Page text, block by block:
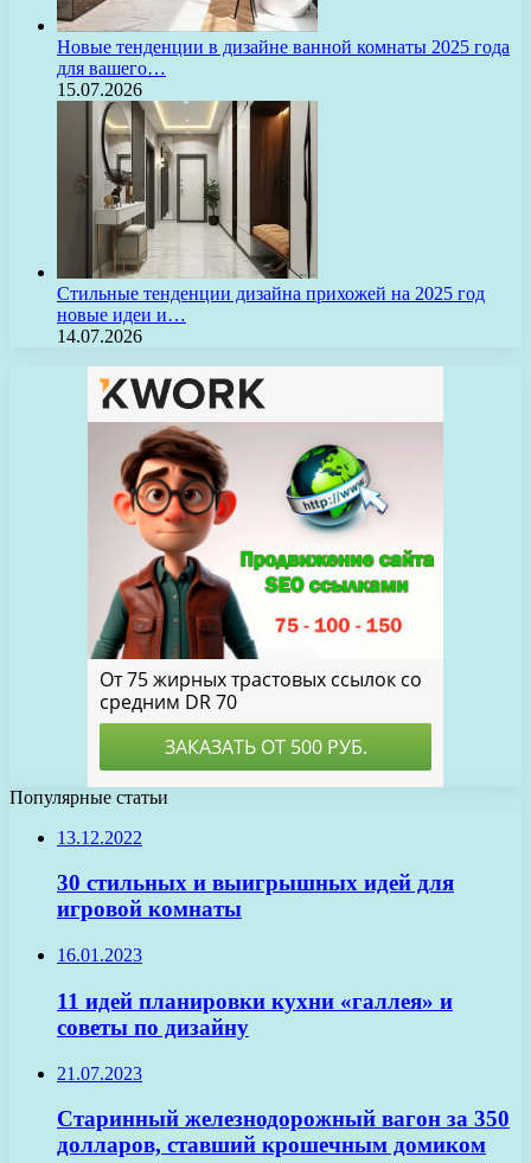
Новые тенденции в дизайне ванной комнаты 2025 года
для вашего…
15.07.2026
Стильные тенденции дизайна прихожей на 2025 год
новые идеи и…
14.07.2026
Популярные статьи
13.12.2022
30 стильных и выигрышных идей для
игровой комнаты
16.01.2023
11 идей планировки кухни «галлея» и
советы по дизайну
21.07.2023
Старинный железнодорожный вагон за 350
долларов, ставший крошечным домиком